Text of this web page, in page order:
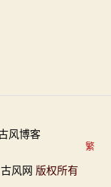
古风网 版权所有
繁